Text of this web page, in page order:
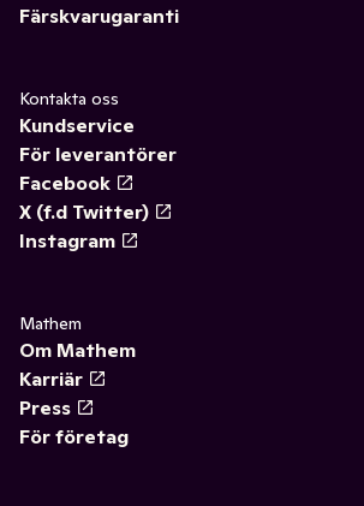
Färskvarugaranti
Kontakta oss
Kundservice
För leverantörer
Facebook
X (f.d Twitter)
Instagram
Mathem
Om Mathem
Karriär
Press
För företag